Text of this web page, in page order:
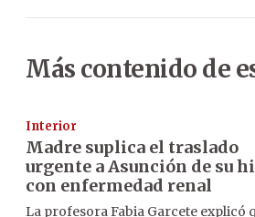
Más contenido de
Interior
Madre suplica el traslado
urgente a Asunción de su
con enfermedad renal
La profesora Fabia Garcete explicó